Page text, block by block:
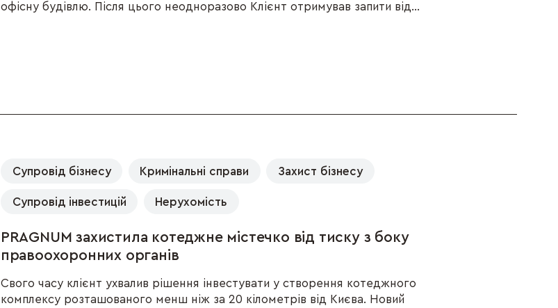
офісну будівлю. Після цього неодноразово Клієнт отримував запити від...
Супровід бізнесу Кримінальні справи Захист бізнесу
Супровід інвестицій Нерухомість
PRAGNUM захистила котеджне містечко від тиску з боку
правоохоронних органів
Свого часу клієнт ухвалив рішення інвестувати у створення котеджного
комплексу розташованого менш ніж за 20 кілометрів від Києва. Новий